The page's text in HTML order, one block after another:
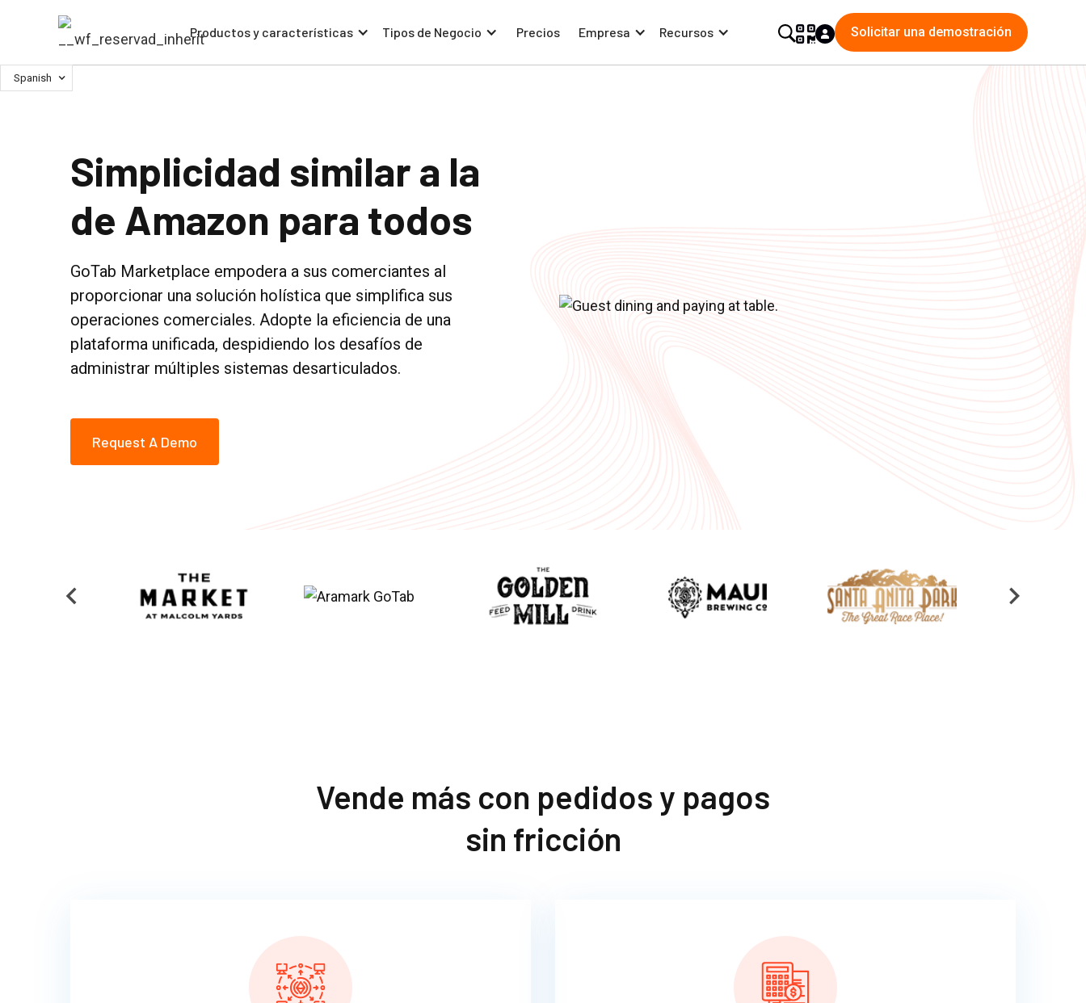
Productos y características Tipos de Negocio Precios Empresa Recursos Solicitar una demostración
Spanish
Simplicidad similar a la
de Amazon para todos
GoTab Marketplace empodera a sus comerciantes al
proporcionar una solución holística que simplifica sus
operaciones comerciales. Adopte la eficiencia de una
plataforma unificada, despidiendo los desafíos de
administrar múltiples sistemas desarticulados.
Request A Demo
Vende más con pedidos y pagos
sin fricción